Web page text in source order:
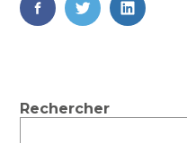
FaceBook
TwitterLinkedIn
Blog
Rechercher